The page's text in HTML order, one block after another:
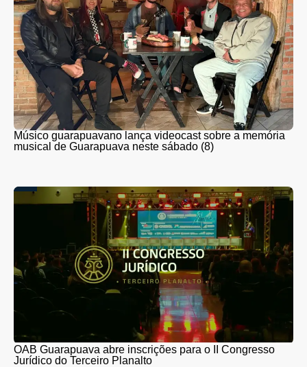
Músico guarapuavano lança videocast sobre a memória
musical de Guarapuava neste sábado (8)
OAB Guarapuava abre inscrições para o II Congresso
Jurídico do Terceiro Planalto